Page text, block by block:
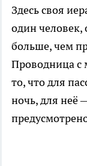
Здесь своя
один человек,
больше, чем
Проводница с
то, что для
ночь, для неё